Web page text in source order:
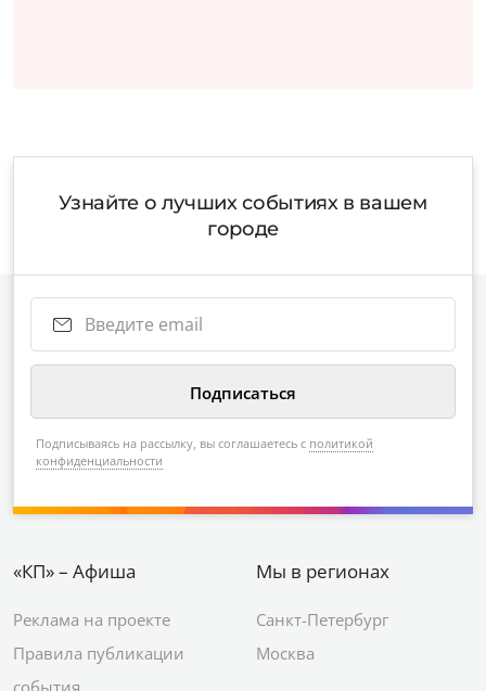
Узнайте о лучших событиях в вашем
городе
Подписываясь на рассылку, вы соглашаетесь с политикой
конфиденциальности
«КП» – Афиша
Реклама на проекте
Правила публикации
события
Мы в регионах
Санкт-Петербург
Москва